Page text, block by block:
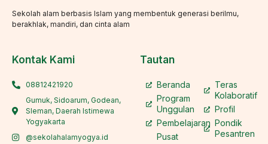
Sekolah alam berbasis Islam yang membentuk generasi berilmu,
berakhlak, mandiri, dan cinta alam
Kontak Kami
08812421920
Gumuk, Sidoarum, Godean,
Sleman, Daerah Istimewa
Yogyakarta
@sekolahalamyogya.id
Tautan
Beranda
Program
Unggulan
Pembelajaran
Pusat
Teras
Kolaboratif
Profil
Pondik
Pesantren